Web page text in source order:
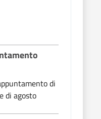
di
di agosto